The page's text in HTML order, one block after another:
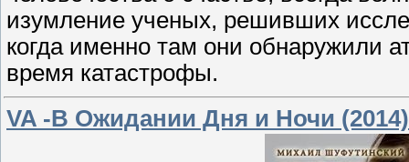
изумление ученых, решивших
когда именно там они обнаружили
время катастрофы.
VA -В Ожидании Дня и Ночи (2014)